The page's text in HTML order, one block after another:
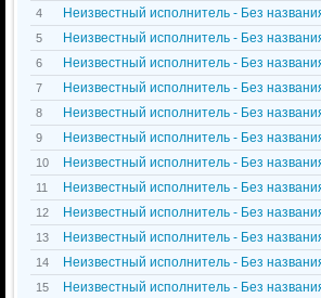
4 Неизвестный исполнитель - Без
5 Неизвестный исполнитель - Без
6 Неизвестный исполнитель - Без
7 Неизвестный исполнитель - Без
8 Неизвестный исполнитель - Без
9 Неизвестный исполнитель - Без
10 Неизвестный исполнитель - Без
11 Неизвестный исполнитель - Без
12 Неизвестный исполнитель - Без
13 Неизвестный исполнитель - Без
14 Неизвестный исполнитель - Без
15 Неизвестный исполнитель - Без